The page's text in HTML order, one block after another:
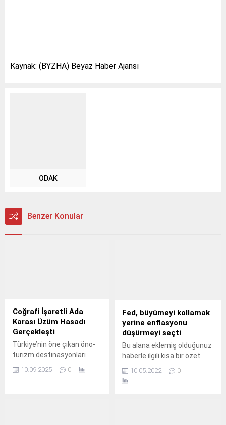
Kaynak: (BYZHA) Beyaz Haber Ajansı
ODAK
Benzer Konular
Coğrafi İşaretli Ada
Karası Üzüm Hasadı
Gerçekleşti
Türkiye’nin öne çıkan öno-
turizm destinasyonları
önemli bir adım atan Avşa
10.09.2025 0
Fed, büyümeyi kollamak
yerine enflasyonu
düşürmeyi seçti
Bu alana eklemiş olduğunuz
haberle ilgili kısa bir özet
metin yazı düzenleme
sayfasında "Özet"
10.05.2022 0